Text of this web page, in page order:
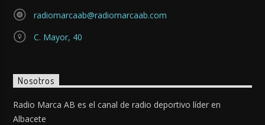
radiomarcaab@radiomarcaab.com
C. Mayor, 40
Nosotros
Radio Marca AB es el canal de radio deportivo líder en
Albacete